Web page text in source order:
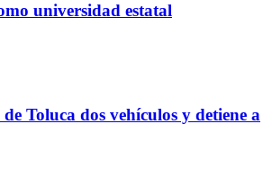
universidad estatal
Toluca dos vehículos y detiene a